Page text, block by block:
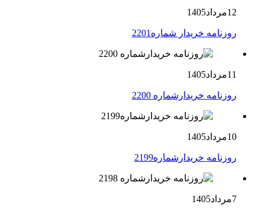
12مرداد1405
روزنامه خریدار شماره2201
11مرداد1405
روزنامه خریدارشماره 2200
10مرداد1405
روزنامه خریدارشماره2199
7مرداد1405